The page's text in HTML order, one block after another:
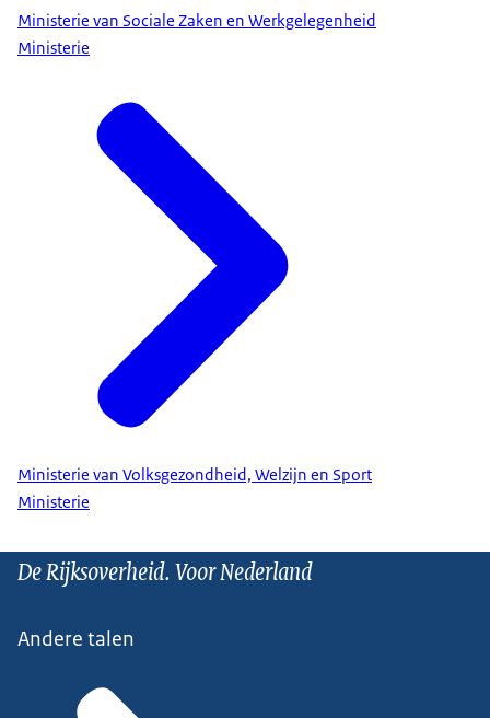
Ministerie van Sociale Zaken en Werkgelegenheid
Ministerie
Ministerie van Volksgezondheid, Welzijn en Sport
Ministerie
De Rijksoverheid. Voor Nederland
Andere talen